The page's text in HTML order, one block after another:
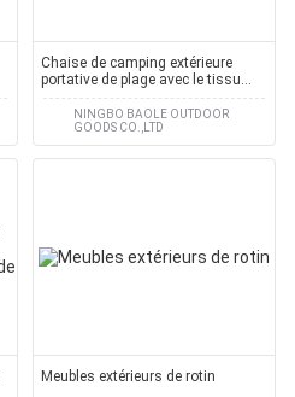
Chaise de camping extérieure
portative de plage avec le tissu
confortable
NINGBO BAOLE OUTDOOR
GOODS CO.,LTD
Meubles extérieurs de rotin